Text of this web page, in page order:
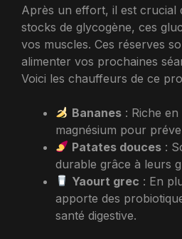
Après un effort, il est crucial
stocks de glycogène, ces
vos muscles. Ces réserves
alimenter vos prochaines
Voici les chauffeurs de ce
Bananes : Riche
magnésium pour
Patates douces :
durable grâce à leurs
Yaourt grec : En
apporte des
santé digestive.